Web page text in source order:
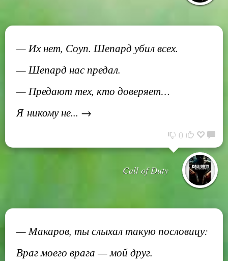
— Их нет, Соуп. Шепард убил всех.
— Шепард нас предал.
— Предают тех, кто доверяет…
Я никому не... →
0
Call of Duty
— Макаров, ты слыхал такую пословицу:
Враг моего врага — мой друг.